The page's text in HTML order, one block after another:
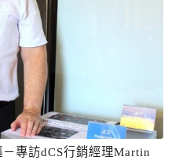
專訪dCS行銷經理Martin